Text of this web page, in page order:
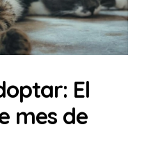
El
mes de